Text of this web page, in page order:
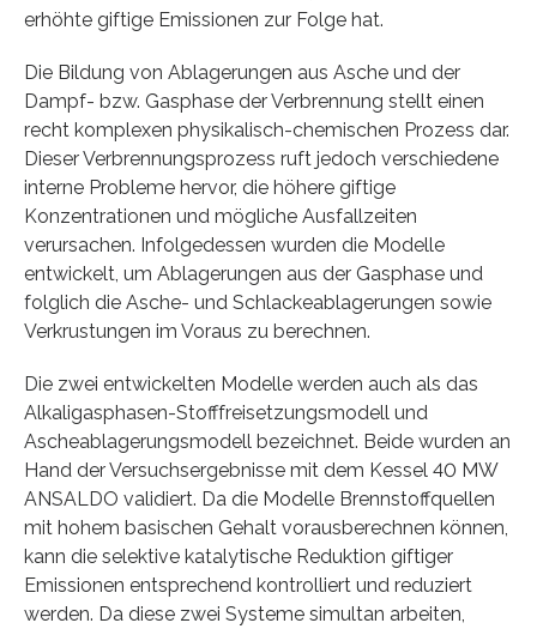
erhöhte giftige Emissionen zur Folge hat.
Die Bildung von Ablagerungen aus Asche und der
Dampf- bzw. Gasphase der Verbrennung stellt einen
recht komplexen physikalisch-chemischen Prozess dar.
Dieser Verbrennungsprozess ruft jedoch verschiedene
interne Probleme hervor, die höhere giftige
Konzentrationen und mögliche Ausfallzeiten
verursachen. Infolgedessen wurden die Modelle
entwickelt, um Ablagerungen aus der Gasphase und
folglich die Asche- und Schlackeablagerungen sowie
Verkrustungen im Voraus zu berechnen.
Die zwei entwickelten Modelle werden auch als das
Alkaligasphasen-Stofffreisetzungsmodell und
Ascheablagerungsmodell bezeichnet. Beide wurden an
Hand der Versuchsergebnisse mit dem Kessel 40 MW
ANSALDO validiert. Da die Modelle Brennstoffquellen
mit hohem basischen Gehalt vorausberechnen können,
kann die selektive katalytische Reduktion giftiger
Emissionen entsprechend kontrolliert und reduziert
werden. Da diese zwei Systeme simultan arbeiten,